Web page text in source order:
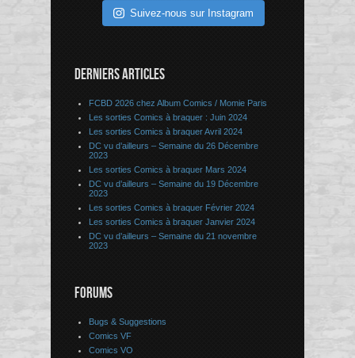
Suivez-nous sur Instagram
DERNIERS ARTICLES
FCBD 2026 chez Album Comics / Momie Paris
Les sorties Comics à braquer : Juin 2024
Les sorties Comics à braquer Avril 2024
DC vu d’ailleurs – Semaine du 26 Décembre
2023
Les sorties Comics à braquer Mars 2024
DC vu d’ailleurs – Semaine du 19 Décembre
2023
Les sorties Comics à braquer Février 2024
Les sorties Comics à braquer Janvier 2024
DC vu d’ailleurs – Semaine du 21 novembre
2023
FORUMS
Bugs & Suggestions
Comics VF
Comics VO